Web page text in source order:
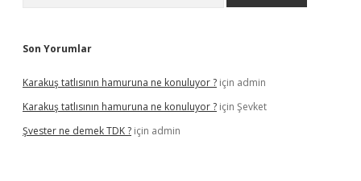
Son Yorumlar
Karakuş tatlısının hamuruna ne konuluyor ? için admin
Karakuş tatlısının hamuruna ne konuluyor ? için Şevket
Şvester ne demek TDK ? için admin